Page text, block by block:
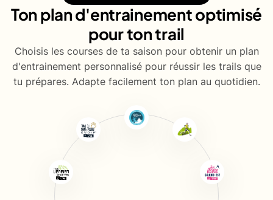
Ton plan d'entrainement optimisé
pour ton trail
Choisis les courses de ta saison pour obtenir un plan
d'entrainement personnalisé pour réussir les trails que
tu prépares. Adapte facilement ton plan au quotidien.